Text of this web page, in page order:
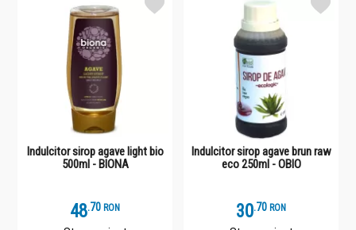
Indulcitor sirop agave light bio
500ml - BIONA
48.7 RON
Indulcitor sirop agave brun raw
eco 250ml - OBIO
30.7 RON